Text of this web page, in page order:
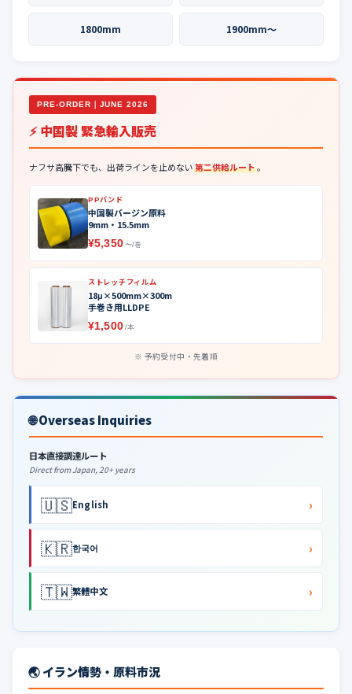
1800mm 1900mm〜
PRE-ORDER｜JUNE 2026
⚡ 中国製 緊急輸入販売
ナフサ高騰下でも、出荷ラインを止めない第二供給ルート。
PPバンド
中国製バージン原料
9mm・15.5mm
¥5,350 〜/巻
ストレッチフィルム
18μ×500mm×300m
手巻き用LLDPE
¥1,500 /本
予約受付中・先着順
🌐 Overseas Inquiries
日本直接調達ルート
Direct from Japan, 20+ years
🇺🇸English ›
🇰🇷한국어 ›
🇹🇼繁體中文 ›
🌏 イラン情勢・原料市況